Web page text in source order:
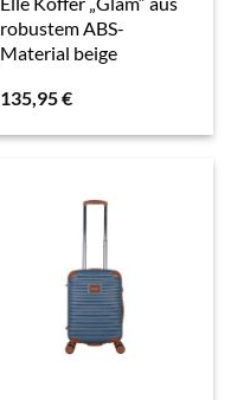
robustem ABS-
Material beige
135,95€